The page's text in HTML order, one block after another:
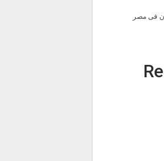
فى مصر